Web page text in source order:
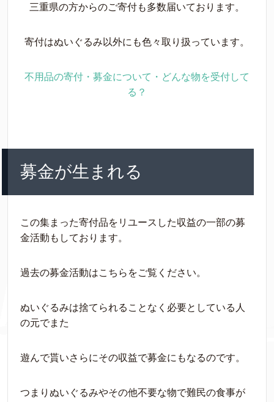
三重県の方からのご寄付も多数届いております。
寄付はぬいぐるみ以外にも色々取り扱っています。
不用品の寄付・募金について・どんな物を受付して
る？
募金が生まれる
この集まった寄付品をリユースした収益の一部の募
金活動もしております。
過去の募金活動はこちらをご覧ください。
ぬいぐるみは捨てられることなく必要としている人
の元でまた
遊んで貰いさらにその収益で募金にもなるのです。
つまりぬいぐるみやその他不要な物で難民の食事が